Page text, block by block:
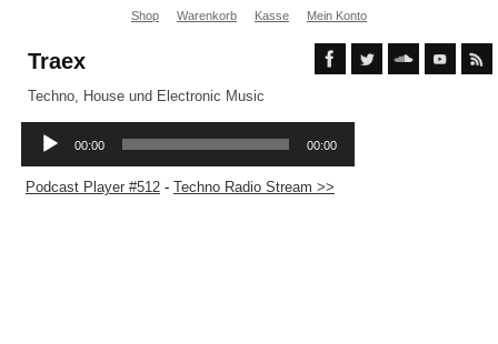
Shop Warenkorb Kasse Mein Konto
Traex
Techno, House und Electronic Music
Podcast Player #512- Techno Radio Stream >>